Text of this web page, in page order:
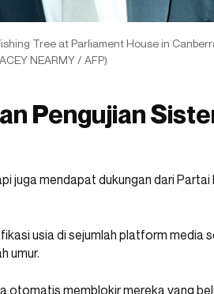
Tree at Parliament House in
NEARMY / AFP)
Pengujian
juga mendapat dukungan dari Partai
usia di sejumlah platform media
umur.
otomatis memblokir mereka yang